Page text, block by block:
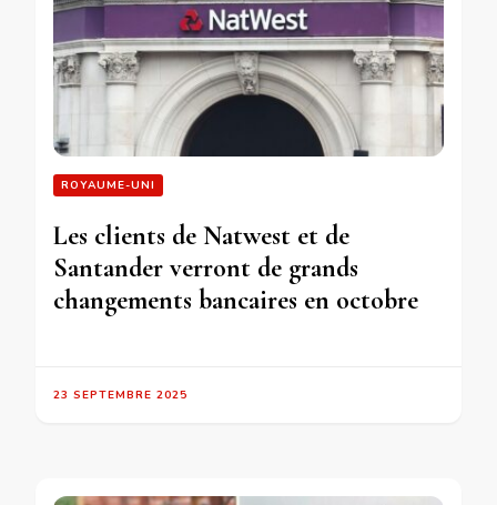
ROYAUME-UNI
Les clients de Natwest et de
Santander verront de grands
changements bancaires en octobre
23 SEPTEMBRE 2025